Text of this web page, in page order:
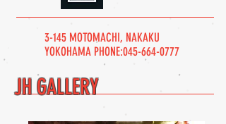
3-145 MOTOMACHI, NAKAKU
YOKOHAMA PHONE:045-664-0777
JH GALLERY